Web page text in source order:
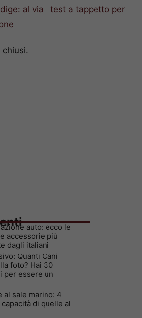
al via i test a tappetto per
chiusi.
auto: ecco le
accessorie più
dagli italiani
Quanti Cani
foto? Hai 30
per essere un
al sale marino: 4
di quelle al